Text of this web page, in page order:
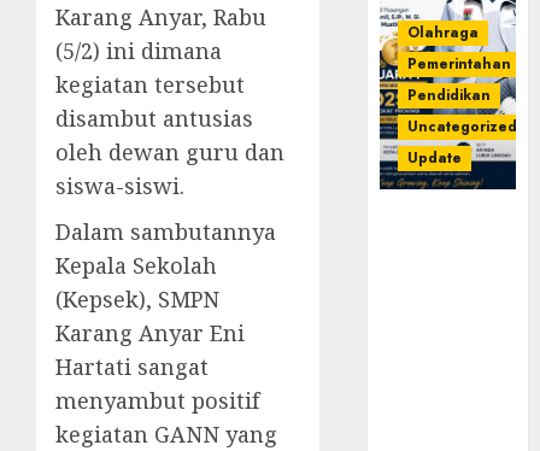
Karang Anyar, Rabu
(5/2) ini dimana
kegiatan tersebut
disambut antusias
oleh dewan guru dan
siswa-siswi.
Dalam sambutannya
Kepala Sekolah
(Kepsek), SMPN
Karang Anyar Eni
Hartati sangat
menyambut positif
kegiatan GANN yang
Olahraga
Pemerintahan
Pendidikan
Uncategorized
Update